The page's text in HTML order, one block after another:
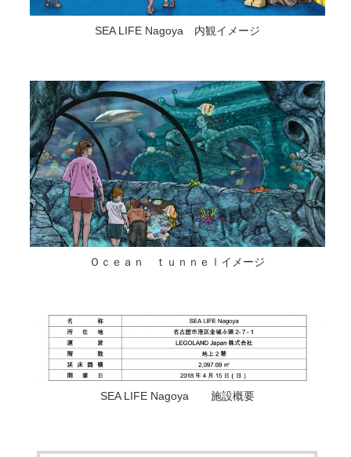
SEA LIFE Nagoya 内観イメージ
Ｏｃｅａｎ ｔｕｎｎｅｌイメージ
SEA LIFE Nagoya 施設概要